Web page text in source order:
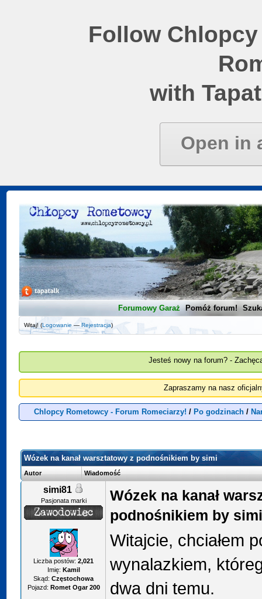
Follow
with
Open in
Forumowy Garaż Pomóż forum!
Witaj! (Logowanie —Rejestracja)
Jesteś nowy na forum? -
Zapraszamy na nasz
Chlopcy Rometowcy - Forum Romeciarzy! / Po godzinach /
Wózek na kanał warsztatowy z podnośnikiem by simi
Autor Wiadomość
simi81
Pasjonata marki
Liczba postów:2,021
Imię: Kamil
Skąd: Częstochowa
Pojazd: Romet Ogar 200
Wózek na kanał
podnośnikiem by
Witajcie, chciałem
wynalazkiem,
dwa dni temu.